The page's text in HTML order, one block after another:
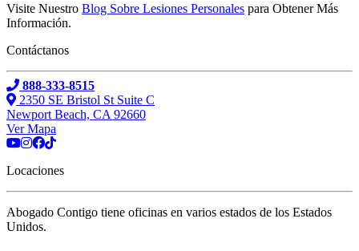
Visite Nuestro Blog Sobre Lesiones Personales para Obtener Más
Información.
Contáctanos
888-333-8515
2350 SE Bristol St Suite C
Newport Beach, CA 92660
Ver Mapa
Locaciones
Abogado Contigo tiene oficinas en varios estados de los Estados
Unidos.